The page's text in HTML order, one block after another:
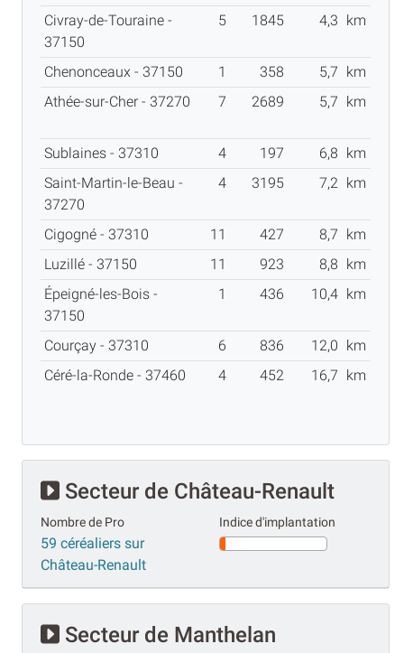
Civray-de-Touraine -
37150
5 1845 4,3 km
Chenonceaux - 37150 1 358 5,7 km
Athée-sur-Cher - 37270
7 2689 5,7 km
Sublaines - 37310 4 197 6,8 km
Saint-Martin-le-Beau -
37270
4 3195 7,2 km
Cigogné - 37310 11 427 8,7 km
Luzillé - 37150
11 923 8,8 km
Épeigné-les-Bois -
37150
1 436 10,4 km
Courçay - 37310 6 836 12,0 km
Céré-la-Ronde - 37460
4 452 16,7 km
Secteur de Château-Renault
Nombre de Pro
59 céréaliers sur
Château-Renault
Indice d'implantation
Secteur de Manthelan